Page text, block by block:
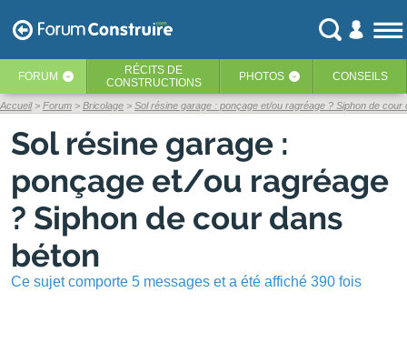
FORUM ‹ RÉCITS DE
CONSTRUCTIONS
PHOTOS ‹ CONSEILS
Accueil Forum Bricolage Sol résine garage : ponçage et/ou ragréage ? Siphon de cour
Sol résine garage :
ponçage et/ou ragréage
? Siphon de cour dans
béton
Ce sujet comporte 5 messages et a été affiché 390 fois